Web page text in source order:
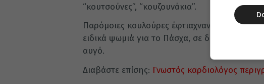
“κουτσούνες”, “κουζουνάκια”.
Παρόμοιες κουλούρες έφτιαχναν και στα
ειδικά ψωμιά για το Πάσχα, σε διάφορα
αυγό.
Διαβάστε επίσης: Γνωστός καρδιολόγος